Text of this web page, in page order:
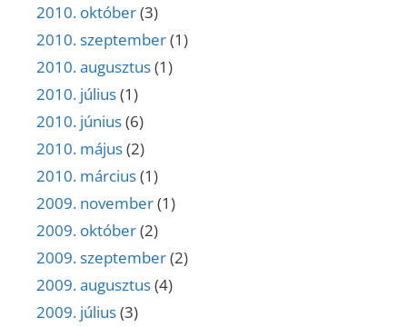
2010. október(3)
2010. szeptember(1)
2010. augusztus(1)
2010. július(1)
2010. június(6)
2010. május(2)
2010. március(1)
2009. november(1)
2009. október(2)
2009. szeptember(2)
2009. augusztus(4)
2009. július(3)